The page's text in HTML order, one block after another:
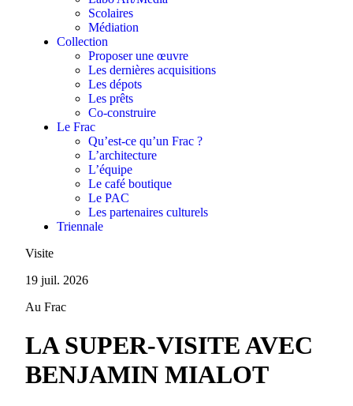
Scolaires
Médiation
Collection
Proposer une œuvre
Les dernières acquisitions
Les dépots
Les prêts
Co-construire
Le Frac
Qu’est-ce qu’un Frac ?
L’architecture
L’équipe
Le café boutique
Le PAC
Les partenaires culturels
Triennale
Visite
19 juil. 2026
Au Frac
LA SUPER-VISITE AVEC
BENJAMIN MIALOT